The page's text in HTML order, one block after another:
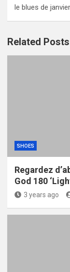
le blues de janvier
Related Posts
SHOES
Regardez
God 180
3 years ago